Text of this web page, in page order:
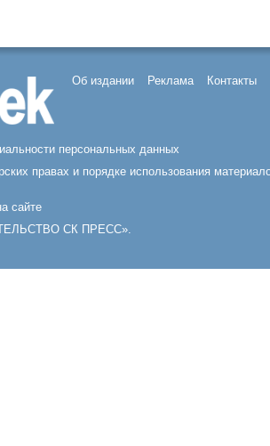
Об издании Реклама Контакты
персональных данных
правах и порядке использования
сайте
СК ПРЕСС».